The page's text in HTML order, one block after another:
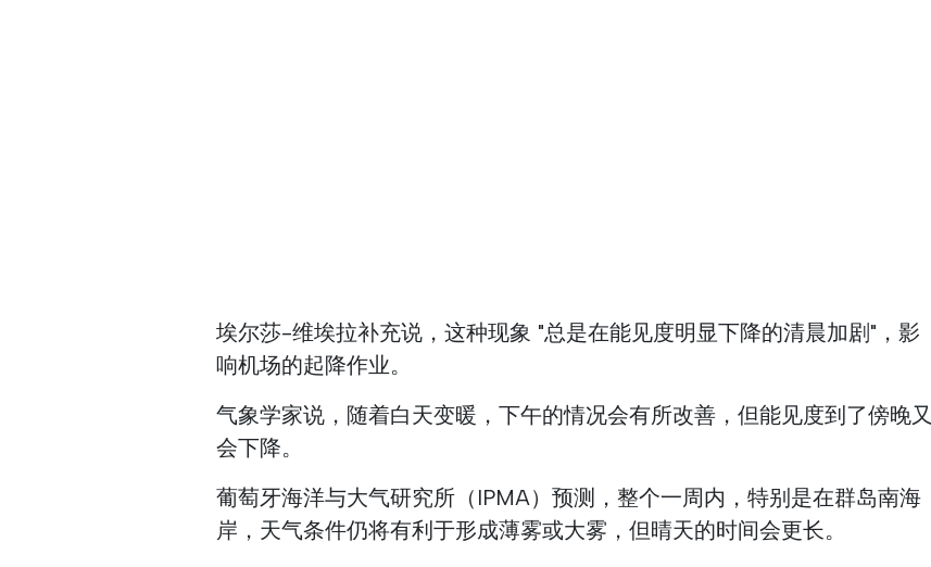
埃尔莎-维埃拉补充说，这种现象 "总是在能见度明显下降的清晨加剧"，影
响机场的起降作业。
气象学家说，随着白天变暖，下午的情况会有所改善，但能见度到了傍晚又
会下降。
葡萄牙海洋与大气研究所（IPMA）预测，整个一周内，特别是在群岛南海
岸，天气条件仍将有利于形成薄雾或大雾，但晴天的时间会更长。